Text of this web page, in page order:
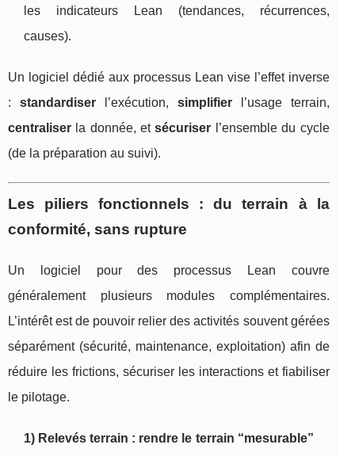
les indicateurs Lean (tendances, récurrences,
causes).
Un logiciel dédié aux processus Lean vise l’effet inverse
: standardiserl’exécution, simplifierl’usage terrain,
centraliser la donnée, etsécuriser l’ensemble du cycle
(de la préparation au suivi).
Les piliers fonctionnels : du terrain à la
conformité, sans rupture
Un logiciel pour des processus Lean couvre
généralement plusieurs modules complémentaires.
L’intérêt est de pouvoir relier des activités souvent gérées
séparément (sécurité, maintenance, exploitation) afin de
réduire les frictions, sécuriser les interactions et fiabiliser
le pilotage.
1) Relevés terrain : rendre le terrain “mesurable”